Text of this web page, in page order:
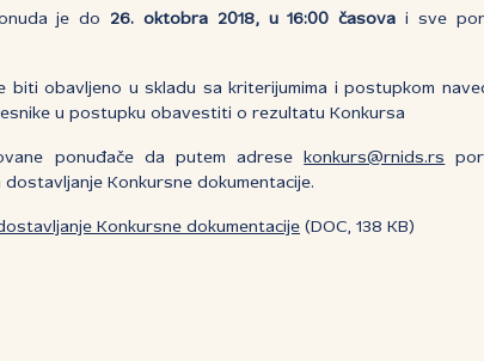
je do 26. oktobra 2018, u 16:00 časova i sve
biti obavljeno u skladu sa kriterijumima i postupkom
u postupku obavestiti o rezultatu Konkursa
ponuđače da putem adrese konkurs@rnids.rs
Konkursne dokumentacije.
Konkursne dokumentacije (DOC, 138 KB)